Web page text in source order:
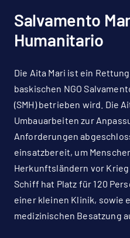
Salvamento
Humanitario
Die Aita Mari ist ein
baskischen NGO
(SMH) betrieben wird. Die
Umbauarbeiten zur
Anforderungen
einsatzbereit, um
Herkunftsländern vor
Schiff hat Platz für 120
einer kleinen Klinik, sowie
medizinischen Besatzung